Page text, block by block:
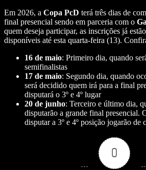
Em 2026, a Copa PcD terá três dias de
final presencial sendo em parceria com o
quem deseja participar, as inscrições já
disponíveis até esta quarta-feira (13).
16 de maio: Primeiro dia, quando
semifinalistas
17 de maio: Segundo dia, quando
será decidido quem irá para a final
disputará o 3º e 4º lugar
20 de junho: Terceiro e último dia,
disputarão a grande final presencial.
disputar a 3º e 4º posição jogarão de
0